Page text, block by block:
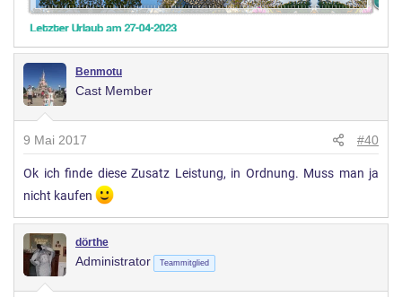
Benmotu
Cast Member
9 Mai 2017 #40
Ok ich finde diese Zusatz Leistung, in Ordnung. Muss man ja
nicht kaufen
dörthe
Administrator Teammitglied